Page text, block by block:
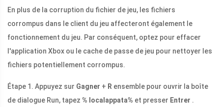
En plus de la corruption du fichier de jeu, les fichiers
corrompus dans le client du jeu affecteront également le
fonctionnement du jeu. Par conséquent, optez pour effacer
l'application Xbox ou le cache de passe de jeu pour nettoyer les
fichiers potentiellement corrompus.
Étape 1. Appuyez sur Gagner + R ensemble pour ouvrir la boîte
de dialogue Run, tapez % localappata% et presser Entrer .